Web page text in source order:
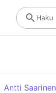
Haku
Antti Saarinen